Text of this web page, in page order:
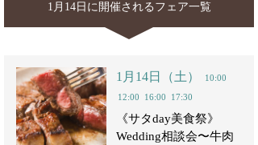
1月14日に開催されるフェア一覧
1月14日（土）
10:00
12:00
16:00 17:30
《サタday美食祭》
Wedding相談会〜牛肉